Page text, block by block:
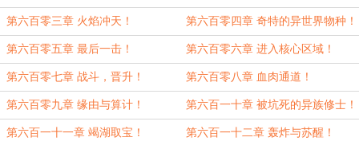
第六百零三章 火焰冲天！ 第六百零四章 奇特的异世界物种！
第六百零五章 最后一击！ 第六百零六章 进入核心区域！
第六百零七章 战斗，晋升！ 第六百零八章 血肉通道！
第六百零九章 缘由与算计！ 第六百一十章 被坑死的异族修士！
第六百一十一章 竭湖取宝！ 第六百一十二章 轰炸与苏醒！